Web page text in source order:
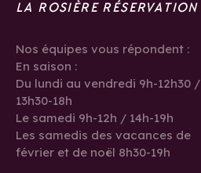
LA ROSIÈRE RÉSERVATION
Nos équipes vous répondent :
En saison :
Du lundi au vendredi 9h-12h30 /
13h30-18h
Le samedi 9h-12h / 14h-19h
Les samedis des vacances de
février et de noël 8h30-19h